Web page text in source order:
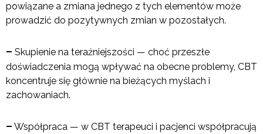
powiązane a zmiana jednego z tych elementów może
prowadzić do pozytywnych zmian w pozostałych.
– Skupienie na teraźniejszości — choć przeszłe
doświadczenia mogą wpływać na obecne problemy, CBT
koncentruje się głównie na bieżących myślach i
zachowaniach.
– Współpraca — w CBT terapeuci i pacjenci współpracują